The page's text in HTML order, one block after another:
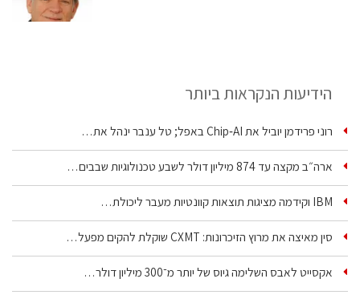
הידיעות הנקראות ביותר
רוני פרידמן יוביל את Chip‑AI באפל; טל ענבר ינהל את…
ארה״ב מקצה עד 874 מיליון דולר לשבע טכנולוגיות שבבים…
IBM וקידמה מציגות תוצאות קוונטיות מעבר ליכולת…
סין מאיצה את מרוץ הזיכרונות: CXMT שוקלת להקים מפעל…
אקסייט לאבס השלימה גיוס של יותר מ־300 מיליון דולר…